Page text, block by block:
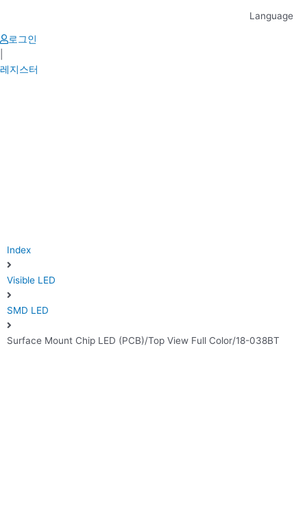
content
Language
로그인
레지스터
Index
Visible LED
SMD LED
Surface Mount Chip LED (PCB)/Top View Full Color/18-038BT